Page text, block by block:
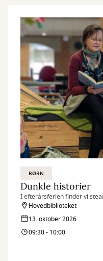
BØRN
Dunkle historier
I efterårsferien finder vi
Hovedbiblioteket
13. oktober 2026
09:30 - 10:00